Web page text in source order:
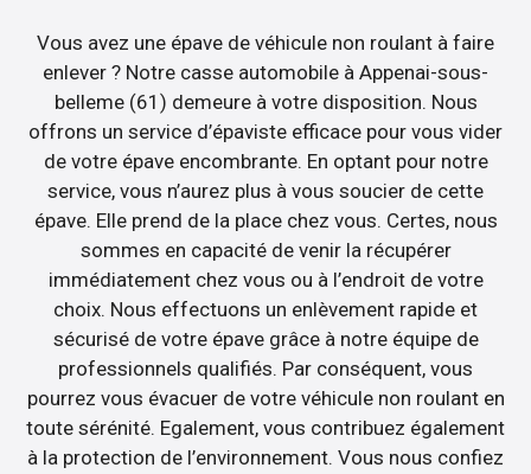
Vous avez une épave de véhicule non roulant à faire
enlever ? Notre casse automobile à Appenai-sous-
belleme (61) demeure à votre disposition. Nous
offrons un service d’épaviste efficace pour vous vider
de votre épave encombrante. En optant pour notre
service, vous n’aurez plus à vous soucier de cette
épave. Elle prend de la place chez vous. Certes, nous
sommes en capacité de venir la récupérer
immédiatement chez vous ou à l’endroit de votre
choix. Nous effectuons un enlèvement rapide et
sécurisé de votre épave grâce à notre équipe de
professionnels qualifiés. Par conséquent, vous
pourrez vous évacuer de votre véhicule non roulant en
toute sérénité. Egalement, vous contribuez également
à la protection de l’environnement. Vous nous confiez